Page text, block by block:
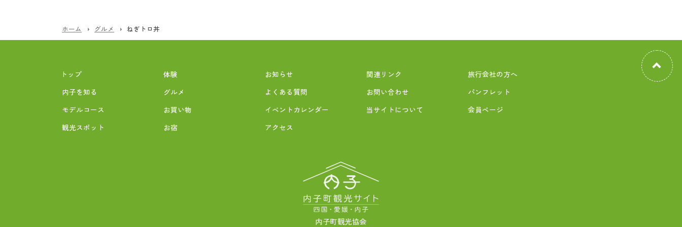
ホーム グルメ ねぎトロ丼
トップ
内子を知る
モデルコース
観光スポット
体験
グルメ
お買い物
お宿
お知らせ
よくある質問
イベントカレンダー
アクセス
関連リンク
お問い合わせ
当サイトについて
旅行会社の方へ
パンフレット
会員ページ
内子町観光協会